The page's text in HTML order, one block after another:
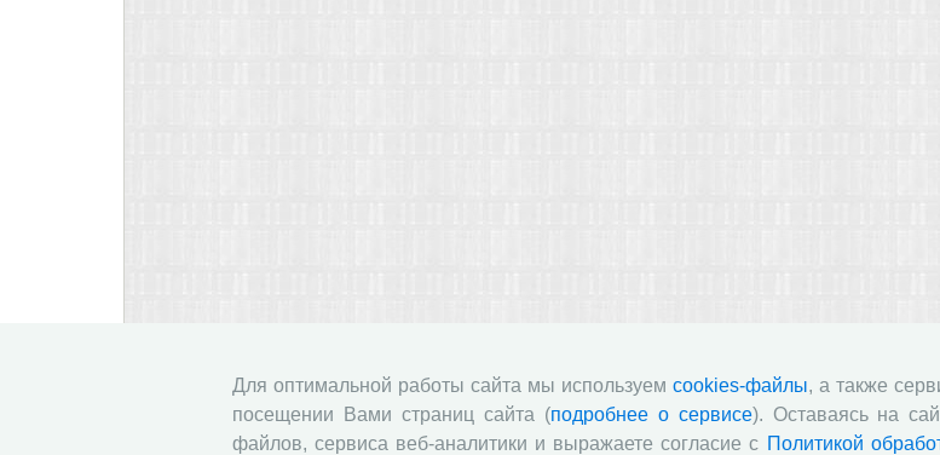
Для оптимальной работы сайта мы используем cookies-файлы, а также
посещении Вами страниц сайта (подробнее о сервисе). Оставаясь на
файлов, сервиса веб-аналитики и выражаете согласие с Политикой